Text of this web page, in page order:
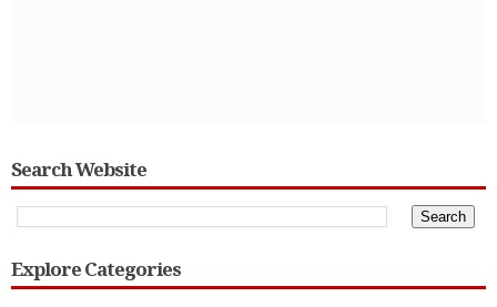
Search Website
Explore Categories